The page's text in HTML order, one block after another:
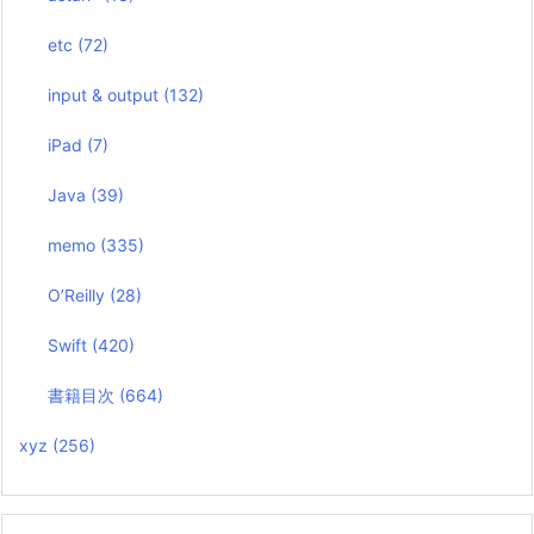
etc (72)
input & output (132)
iPad (7)
Java (39)
memo (335)
O’Reilly (28)
Swift (420)
書籍目次 (664)
xyz (256)